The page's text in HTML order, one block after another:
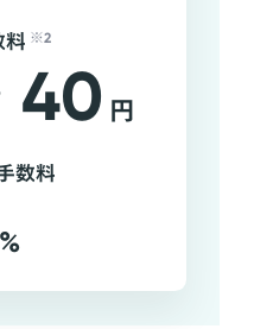
料 ※2
40 円
数料
%